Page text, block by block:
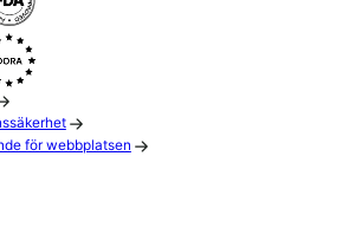
för webbplatsen